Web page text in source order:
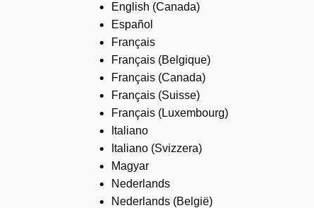
English (Canada)
Español
Français
Français (Belgique)
Français (Canada)
Français (Suisse)
Français (Luxembourg)
Italiano
Italiano (Svizzera)
Magyar
Nederlands
Nederlands (België)